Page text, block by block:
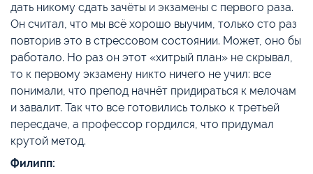
дать никому сдать зачёты и экзамены с первого раза.
Он считал, что мы всё хорошо выучим, только сто раз
повторив это в стрессовом состоянии. Может, оно бы
работало. Но раз он этот «хитрый план» не скрывал,
то к первому экзамену никто ничего не учил: все
понимали, что препод начнёт придираться к мелочам
и завалит. Так что все готовились только к третьей
пересдаче, а профессор гордился, что придумал
крутой метод.
Филипп: